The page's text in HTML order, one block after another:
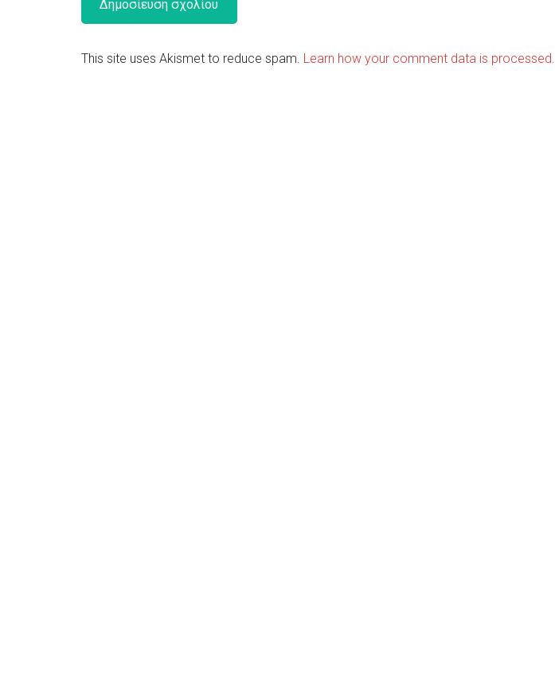
This site uses Akismet to reduce spam. Learn how your comment data is processed.